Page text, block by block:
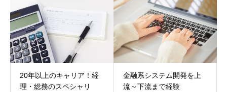
20年以上のキャリア！経
理・総務のスペシャリ
金融系システム開発を上
流～下流まで経験